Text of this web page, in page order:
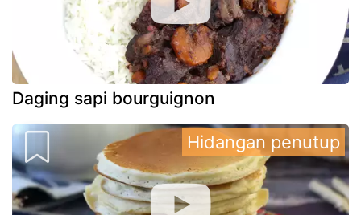
Daging sapi bourguignon
Hidangan penutup